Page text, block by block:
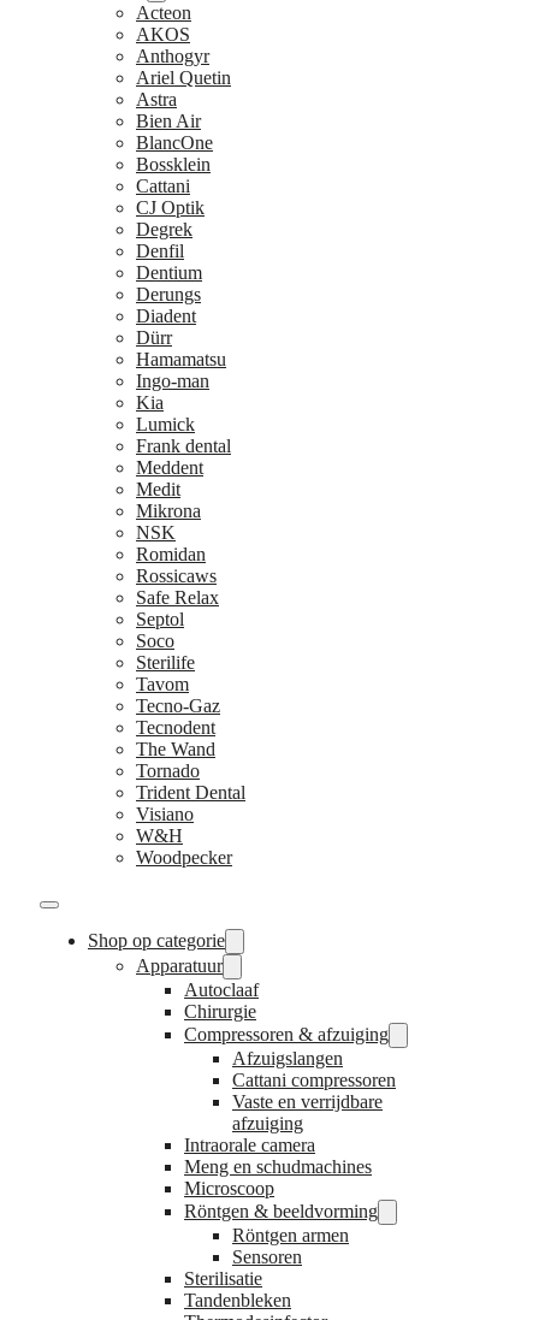
Acteon
AKOS
Anthogyr
Ariel Quetin
Astra
Bien Air
BlancOne
Bossklein
Cattani
CJ Optik
Degrek
Denfil
Dentium
Derungs
Diadent
Dürr
Hamamatsu
Ingo-man
Kia
Lumick
Frank dental
Meddent
Medit
Mikrona
NSK
Romidan
Rossicaws
Safe Relax
Septol
Soco
Sterilife
Tavom
Tecno-Gaz
Tecnodent
The Wand
Tornado
Trident Dental
Visiano
W&H
Woodpecker
Shop op categorie
Apparatuur
Autoclaaf
Chirurgie
Compressoren & afzuiging
Afzuigslangen
Cattani compressoren
Vaste en verrijdbare
afzuiging
Intraorale camera
Meng en schudmachines
Microscoop
Röntgen & beeldvorming
Röntgen armen
Sensoren
Sterilisatie
Tandenbleken